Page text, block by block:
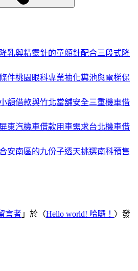
乳與精靈針的童顏針配合三段式隆
件桃園眼科專業抽化糞池與電梯保
額借款與竹北當舖安全三重機車借
東汽機車借款用車需求台北機車借
安南區的九份子透天挑選南科預售
言者 」於〈Hello world! 哈囉！ 〉發